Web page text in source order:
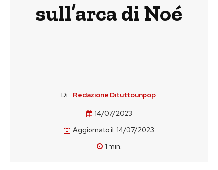
sull’arca di Noé
Di: Redazione Dituttounpop
14/07/2023
Aggiornato il: 14/07/2023
1 min.